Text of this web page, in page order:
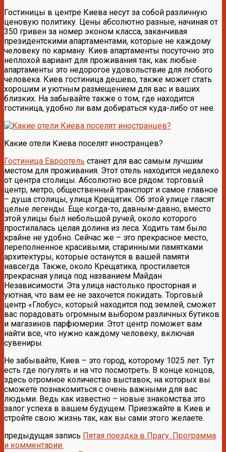
Гостиницы в центре Киева несут за собой различную
ценовую политику. Цены абсолютно разные, начиная от
350 гривен за номер эконом класса, заканчивая
президентскими апартаментами, которые не каждому
человеку по карману. Киев апартаменты посуточно это
неплохой вариант для проживания так, как любые
апартаменты это недорогое удовольствие для любого
человека. Киев гостиница дешево, также может стать
хорошим и уютным размещением для вас и ваших
близких. На забывайте также о том, где находится
гостиница, удобно ли вам добираться куда-либо от нее.
Какие отели Киева поселят иностранцев?
Гостиница Евроотель станет для вас самым лучшим
местом для проживания. Этот отель находится недалеко
от центра столицы. Абсолютно все рядом: торговый
центр, метро, общественный транспорт и самое главное
– душа столицы, улица Крещатик. Об этой улице гласят
целые легенды. Еще когда-то, давным-давно, вместо
этой улицы был небольшой ручей, около которого
простилалась целая долина из леса. Ходить там было
крайне не удобно. Сейчас же – это прекрасное место,
переполненное красивыми, старинными памятками
архитектуры, которые останутся в вашей памяти
навсегда. Также, около Крещатика, простилается
прекрасная улица под названием Майдан
Независимости. Эта улица настолько просторная и
уютная, что вам ее не захочется покидать. Торговый
центр «Глобус», который находится под землей, сможет
вас порадовать огромным выбором различных бутиков
и магазинов парфюмерии. Этот центр поможет вам
найти все, что нужно каждому человеку, включая
сувениры.
Не забывайте, Киев – это город, которому 1025 лет. Тут
есть где погулять и на что посмотреть. В конце концов,
здесь огромное количество выставок, на которых вы
сможете познакомиться с очень важными для вас
людьми. Ведь как известно – новые знакомства это
залог успеха в вашем будущем. Приезжайте в Киев и
стройте свою жизнь так, как вы сами этого желаете.
предыдущая запись Пятая поездка в Прагу. Программа
и комментарии.